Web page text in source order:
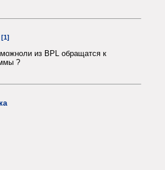
[1]
из BPL обращатся к
?